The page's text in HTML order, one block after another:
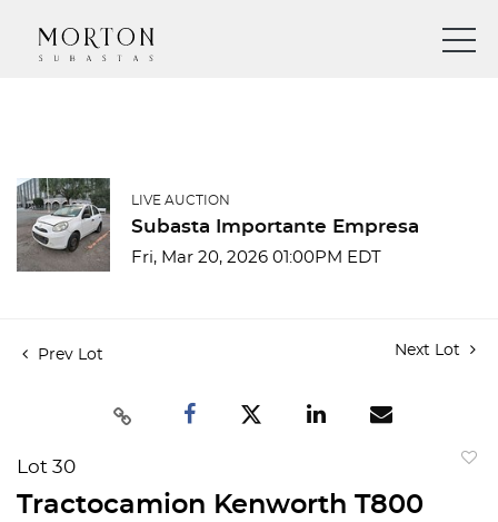
LIVE AUCTION
Subasta Importante Empresa
Fri, Mar 20, 2026 01:00PM EDT
Prev Lot Next Lot
Lot 30
Tractocamion Kenworth T800